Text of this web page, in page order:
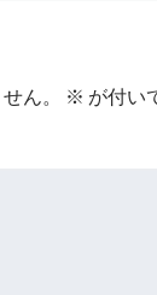
ん。 ※ が付い